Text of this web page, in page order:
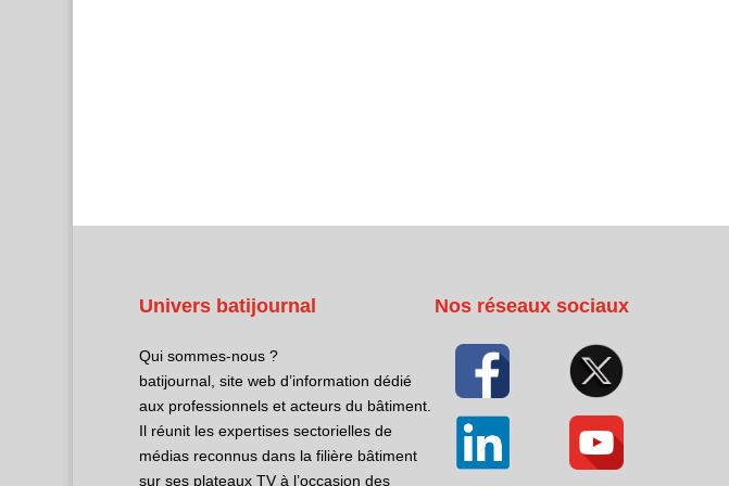
Univers batijournal
Qui sommes-nous ?
batijournal, site web d’information dédié
aux professionnels et acteurs du bâtiment.
Il réunit les expertises sectorielles de
médias reconnus dans la filière bâtiment
sur ses plateaux TV à l’occasion des
Nos réseaux sociaux